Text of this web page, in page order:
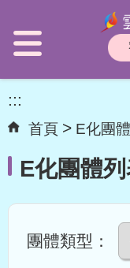
:::
首頁 E化團
E化團體
團體類型：